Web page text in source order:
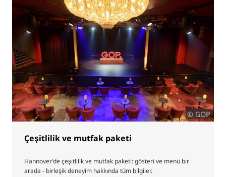
© GOP
Çeşitlilik ve mutfak paketi
Hannover'de çeşitlilik ve mutfak paketi: gösteri ve menü bir
arada - birleşik deneyim hakkında tüm bilgiler.